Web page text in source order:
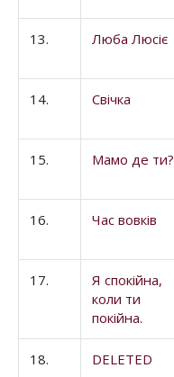
13. Люба Люсіє
14. Свічка
15. Мамо де ти?
16. Час вовків
17.
Я спокійна,
коли ти
покійна.
18. DELETED